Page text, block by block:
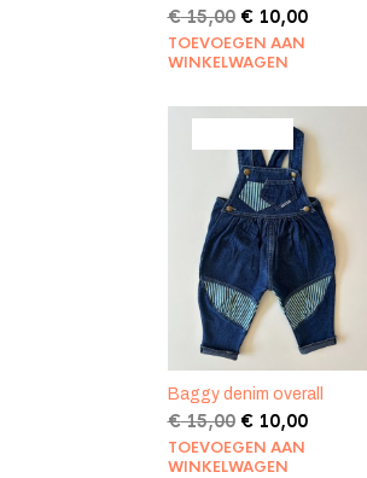
€15,00 Oorspronkelijke
prijs
was:
€10,00Huidige
TOEVOEGEN AAN
WINKELWAGEN
PRODUCT
IN
DE
UITVERKOOP
Baggy denim overall
€15,00 Oorspronkelijke
prijs
was:
€10,00Huidige
TOEVOEGEN AAN
WINKELWAGEN